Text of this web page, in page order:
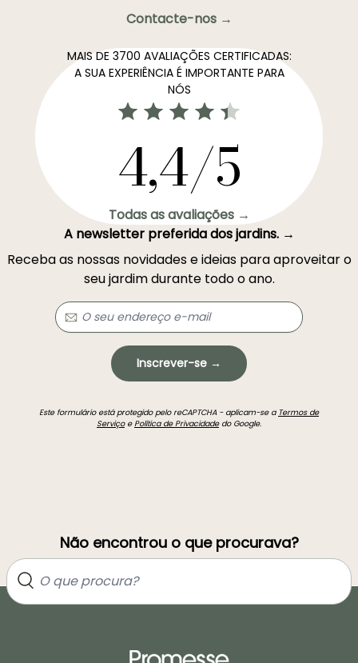
Contacte-nos →
MAIS DE 3700 AVALIAÇÕES CERTIFICADAS:
A SUA EXPERIÊNCIA É IMPORTANTE PARA
NÓS
4,4/5
Todas as avaliações →
A newsletter preferida dos jardins. →
Receba as nossas novidades e ideias para aproveitar o
seu jardim durante todo o ano.
Inscrever-se →
Este formulário está protegido pelo reCAPTCHA - aplicam-se a Termos de
ServiçoePolítica de Privacidadedo Google.
Não encontrou o que procurava?